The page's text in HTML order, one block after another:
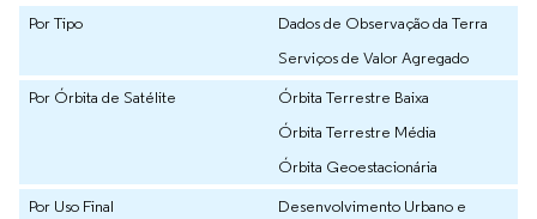
Por Tipo
Dados de Observação da Terra
Serviços de Valor Agregado
Por Órbita de Satélite
Órbita Terrestre Baixa
Órbita Terrestre Média
Órbita Geoestacionária
Por Uso Final
Desenvolvimento Urbano e